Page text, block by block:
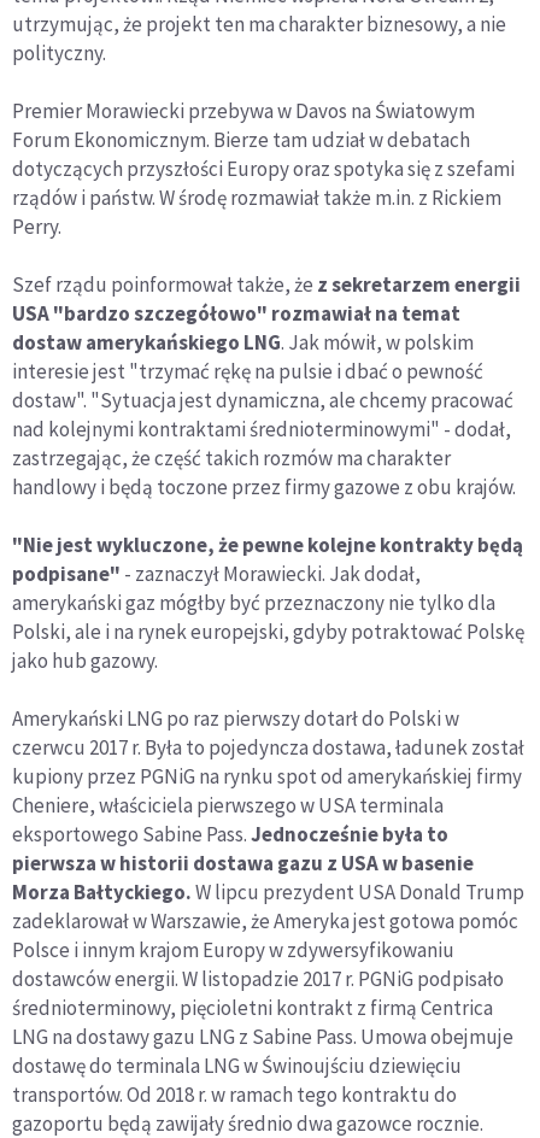
utrzymując, że projekt ten ma charakter biznesowy, a nie
polityczny.
Premier Morawiecki przebywa w Davos na Światowym
Forum Ekonomicznym. Bierze tam udział w debatach
dotyczących przyszłości Europy oraz spotyka się z szefami
rządów i państw. W środę rozmawiał także m.in. z Rickiem
Perry.
Szef rządu poinformował także, że z sekretarzem energii
USA "bardzo szczegółowo" rozmawiał na temat
dostaw amerykańskiego LNG. Jak mówił, w polskim
interesie jest "trzymać rękę na pulsie i dbać o pewność
dostaw". "Sytuacja jest dynamiczna, ale chcemy pracować
nad kolejnymi kontraktami średnioterminowymi" - dodał,
zastrzegając, że część takich rozmów ma charakter
handlowy i będą toczone przez firmy gazowe z obu krajów.
"Nie jest wykluczone, że pewne kolejne kontrakty będą
podpisane" - zaznaczył Morawiecki. Jak dodał,
amerykański gaz mógłby być przeznaczony nie tylko dla
Polski, ale i na rynek europejski, gdyby potraktować Polskę
jako hub gazowy.
Amerykański LNG po raz pierwszy dotarł do Polski w
czerwcu 2017 r. Była to pojedyncza dostawa, ładunek został
kupiony przez PGNiG na rynku spot od amerykańskiej firmy
Cheniere, właściciela pierwszego w USA terminala
eksportowego Sabine Pass.Jednocześnie była to
pierwsza w historii dostawa gazu z USA w basenie
Morza Bałtyckiego.W lipcu prezydent USA Donald Trump
zadeklarował w Warszawie, że Ameryka jest gotowa pomóc
Polsce i innym krajom Europy w zdywersyfikowaniu
dostawców energii. W listopadzie 2017 r. PGNiG podpisało
średnioterminowy, pięcioletni kontrakt z firmą Centrica
LNG na dostawy gazu LNG z Sabine Pass. Umowa obejmuje
dostawę do terminala LNG w Świnoujściu dziewięciu
transportów. Od 2018 r. w ramach tego kontraktu do
gazoportu będą zawijały średnio dwa gazowce rocznie.